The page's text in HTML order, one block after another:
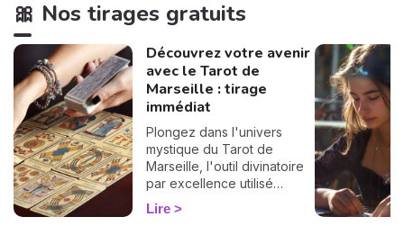
🎀 Nos tirages gratuits
Découvrez votre avenir
avec le Tarot de
Marseille : tirage
immédiat
Plongez dans l'univers
mystique du Tarot de
Marseille, l'outil divinatoire
par excellence utilisé
depuis des siècles pour
éclairer l'avenir. Profitez
Lire